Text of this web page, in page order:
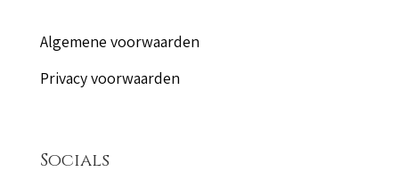
Algemene voorwaarden
Privacy voorwaarden
Socials